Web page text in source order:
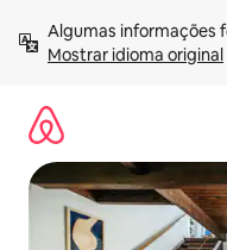
para
Mostrar idioma original